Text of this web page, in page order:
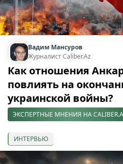
Вадим Мансуров
Журналист Caliber.Az
Как отношения
повлиять на
украинской войны?
ЭКСПЕРТНЫЕ МНЕНИЯ НА
ИНТЕРВЬЮ